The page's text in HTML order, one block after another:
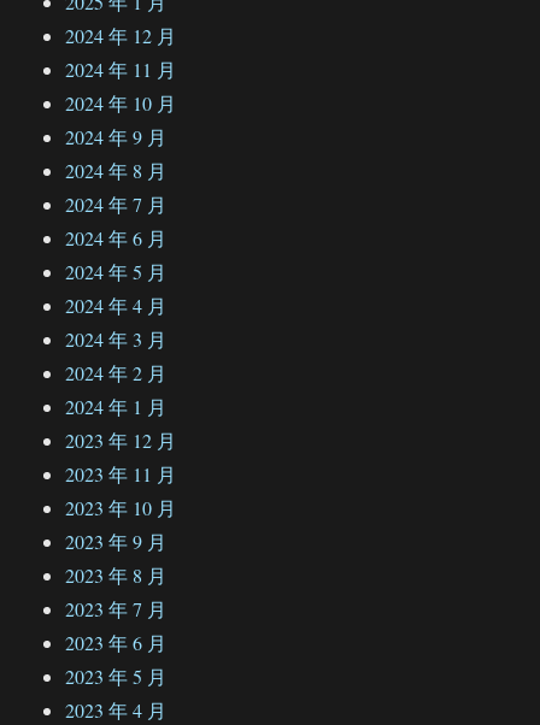
2024 年 12 月
2024 年 11 月
2024 年 10 月
2024 年 9 月
2024 年 8 月
2024 年 7 月
2024 年 6 月
2024 年 5 月
2024 年 4 月
2024 年 3 月
2024 年 2 月
2024 年 1 月
2023 年 12 月
2023 年 11 月
2023 年 10 月
2023 年 9 月
2023 年 8 月
2023 年 7 月
2023 年 6 月
2023 年 5 月
2023 年 4 月